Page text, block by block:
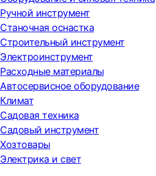
Ручной инструмент
Станочная оснастка
Строительный инструмент
Электроинструмент
Расходные материалы
Автосервисное оборудование
Климат
Садовая техника
Садовый инструмент
Хозтовары
Электрика и свет